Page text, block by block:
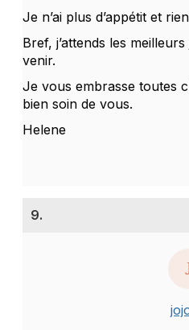
Je n’ai plus d’appétit et
Bref, j’attends les
venir.
Je vous embrasse toutes
bien soin de vous.
Helene
9.